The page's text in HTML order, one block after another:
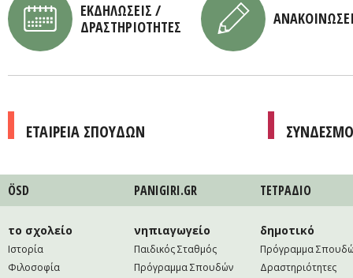
ΕΚΔΗΛΩΣΕΙΣ /
ΔΡΑΣΤΗΡΙΟΤΗΤΕΣ
ΕΤΑΙΡΕΙΑ ΣΠΟΥΔΩΝ
ÖSD PANIGIRI.GR ΤΕΤΡAΔΙΟ
το σχολείο
Ιστορία
Φιλοσοφία
νηπιαγωγείο
Παιδικός Σταθμός
Πρόγραμμα Σπουδών
δημοτικό
Πρόγραμμα
Δραστηριότητες